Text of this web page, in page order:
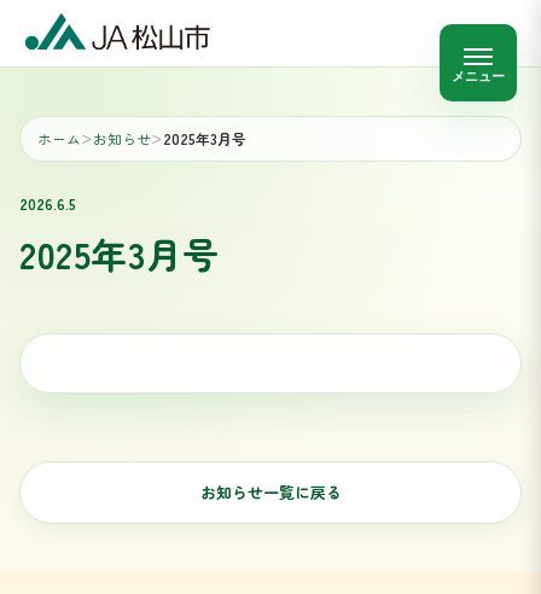
メニュー
ホーム＞ お知らせ＞ 2025年3月号
2026.6.5
2025年3月号
お知らせ一覧に戻る